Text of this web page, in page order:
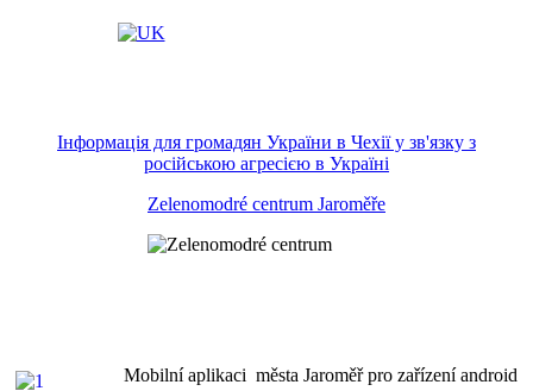
Інформація для громадян України в Чехії у зв'язку з
російською агресією в Україні
Zelenomodré centrum Jaroměře
Mobilní aplikaci města Jaroměř pro zařízení android